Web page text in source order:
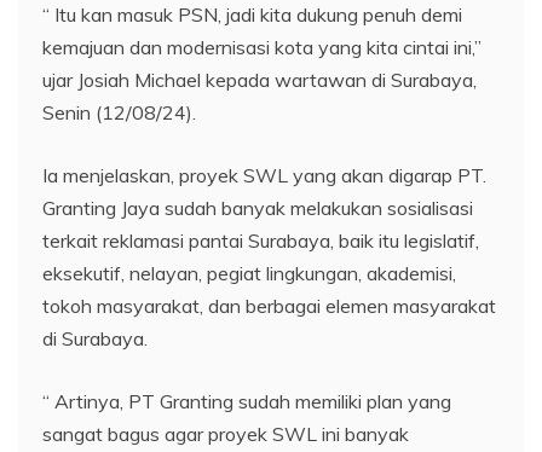
“ Itu kan masuk PSN, jadi kita dukung penuh demi
kemajuan dan modernisasi kota yang kita cintai ini,”
ujar Josiah Michael kepada wartawan di Surabaya,
Senin (12/08/24).
Ia menjelaskan, proyek SWL yang akan digarap PT.
Granting Jaya sudah banyak melakukan sosialisasi
terkait reklamasi pantai Surabaya, baik itu legislatif,
eksekutif, nelayan, pegiat lingkungan, akademisi,
tokoh masyarakat, dan berbagai elemen masyarakat
di Surabaya.
“ Artinya, PT Granting sudah memiliki plan yang
sangat bagus agar proyek SWL ini banyak